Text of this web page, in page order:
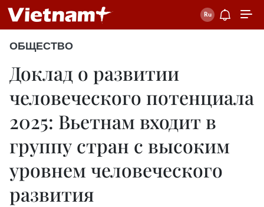
ОБЩЕСТВО
Доклад о развитии
человеческого потенциала
2025: Вьетнам входит в
группу стран с высоким
уровнем человеческого
развития